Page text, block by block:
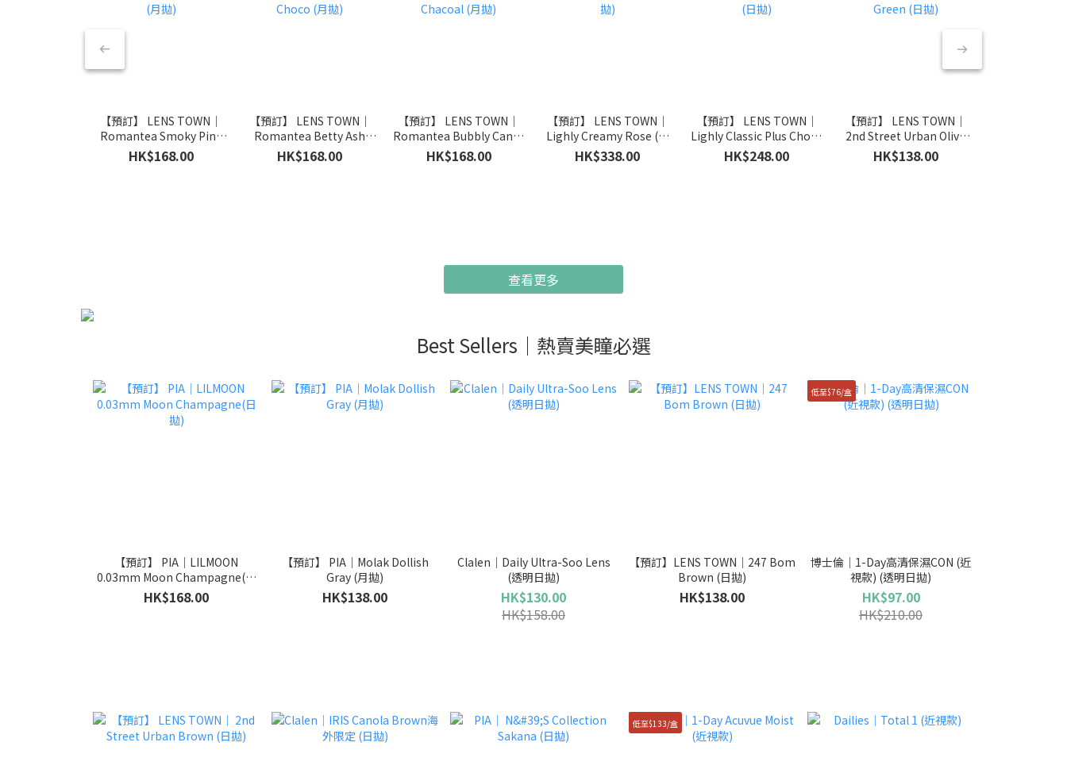
【預訂】 LENS TOWN｜
Romantea Smoky Pink
(月拋)
HK$168.00
【預訂】 LENS TOWN｜
Romantea Betty Ash
Choco (月拋)
HK$168.00
【預訂】 LENS TOWN｜
Romantea Bubbly Candy
Chacoal (月拋)
HK$168.00
【預訂】 LENS TOWN｜
Lighly Creamy Rose (日
拋)
HK$338.00
【預訂】 LENS TOWN｜
Lighly Classic Plus Choco
(日拋)
HK$248.00
【預訂】 LENS TOWN｜
2nd Street Urban Olive
Green (日拋)
HK$138.00
查看更多
Best Sellers｜熱賣美瞳必選
【預訂】 PIA｜LILMOON
0.03mm Moon Champagne(日
拋)
HK$168.00
【預訂】 PIA｜Molak Dollish
Gray (月拋)
HK$138.00
Clalen｜Daily Ultra-Soo Lens
(透明日拋)
HK$130.00
HK$158.00
【預訂】LENS TOWN｜247 Bom
Brown (日拋)
HK$138.00
低至$76/盒
博士倫｜1-Day高清保濕CON (近
視款) (透明日拋)
HK$97.00
HK$210.00
低至$133/盒